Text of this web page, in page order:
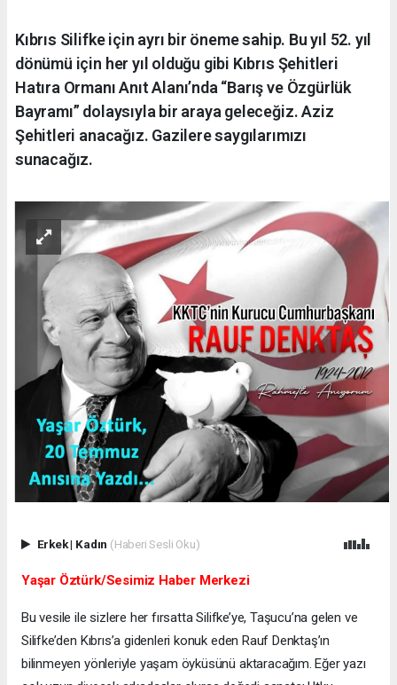
Kıbrıs Silifke için ayrı bir öneme sahip. Bu yıl 52. yıl
dönümü için her yıl olduğu gibi Kıbrıs Şehitleri
Hatıra Ormanı Anıt Alanı’nda “Barış ve Özgürlük
Bayramı” dolaysıyla bir araya geleceğiz. Aziz
Şehitleri anacağız. Gazilere saygılarımızı
sunacağız.
Erkek| Kadın (Haberi Sesli Oku)
Yaşar Öztürk/Sesimiz Haber Merkezi
Bu vesile ile sizlere her fırsatta Silifke’ye, Taşucu’na gelen ve
Silifke’den Kıbrıs’a gidenleri konuk eden Rauf Denktaş’ın
bilinmeyen yönleriyle yaşam öyküsünü aktaracağım. Eğer yazı